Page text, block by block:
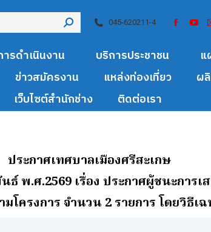
045-620211-4
รดำเนินงาน บริการประชาชน
ข่าวสมัครงาน แหล่งท่องเที่ยว ผ
เว็บไซต์สำนักช่าง ติดต่อเรา
ประกาศเทศบาลเมืองศรีสะเกษ
ธ์ พ.ศ.2569 เรื่อง ประกาศผู้ชนะการเ
ครงการ จํานวน 2 รายการ โดยวิธีเฉ